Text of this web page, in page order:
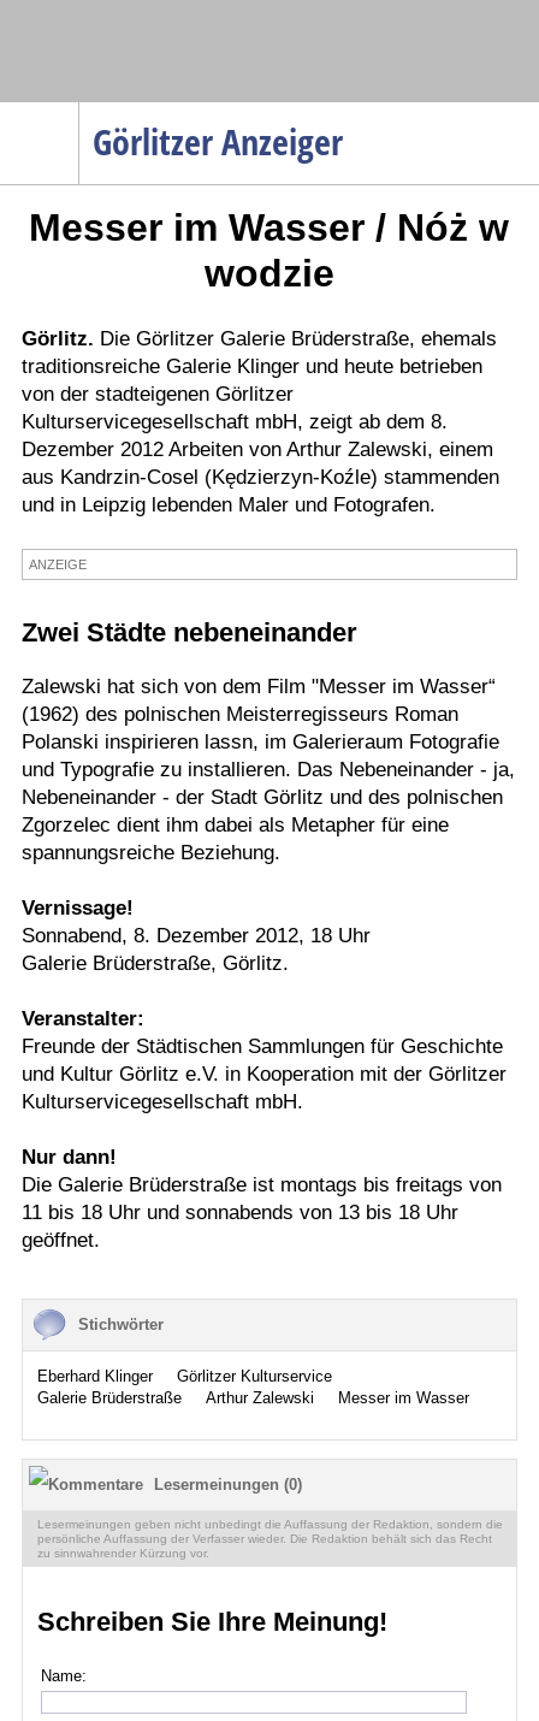
Görlitzer Anzeiger
Menüpunkte
Politik
Wirtschaft
Service
Verkehr
Gesundheit
Kultur
Termine
Messer im Wasser / Nóż w
wodzie
Görlitz. Die Görlitzer Galerie Brüderstraße, ehemals
traditionsreiche Galerie Klinger und heute betrieben
von der stadteigenen Görlitzer
Kulturservicegesellschaft mbH, zeigt ab dem 8.
Dezember 2012 Arbeiten von Arthur Zalewski, einem
aus Kandrzin-Cosel (Kędzierzyn-Koźle) stammenden
und in Leipzig lebenden Maler und Fotografen.
ANZEIGE
Zwei Städte nebeneinander
Zalewski hat sich von dem Film "Messer im Wasser“
(1962) des polnischen Meisterregisseurs Roman
Polanski inspirieren lassn, im Galerieraum Fotografie
und Typografie zu installieren. Das Nebeneinander - ja,
Nebeneinander - der Stadt Görlitz und des polnischen
Zgorzelec dient ihm dabei als Metapher für eine
spannungsreiche Beziehung.
Vernissage!
Sonnabend, 8. Dezember 2012, 18 Uhr
Galerie Brüderstraße, Görlitz.
Veranstalter:
Freunde der Städtischen Sammlungen für Geschichte
und Kultur Görlitz e.V. in Kooperation mit der Görlitzer
Kulturservicegesellschaft mbH.
Nur dann!
Die Galerie Brüderstraße ist montags bis freitags von
11 bis 18 Uhr und sonnabends von 13 bis 18 Uhr
geöffnet.
Stichwörter
Eberhard Klinger
Görlitzer Kulturservice
Galerie Brüderstraße
Arthur Zalewski Messer im Wasser
Lesermeinungen (0)
Lesermeinungen geben nicht unbedingt die Auffassung der Redaktion, sondern die
persönliche Auffassung der Verfasser wieder. Die Redaktion behält sich das Recht
zu sinnwahrender Kürzung vor.
Schreiben Sie Ihre Meinung!
Name: